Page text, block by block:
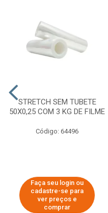
STRETCH SEM TUBETE
50X0,25 COM 3 KG DE FILME
Código: 64496
Faça seu login ou
cadastre-se para
ver preços e
comprar